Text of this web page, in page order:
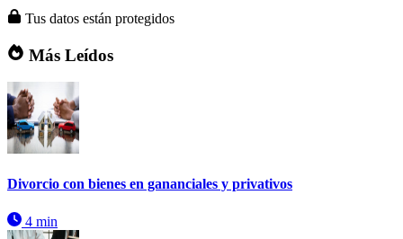
Tus datos están protegidos
Más Leídos
Divorcio con bienes en gananciales y privativos
4 min